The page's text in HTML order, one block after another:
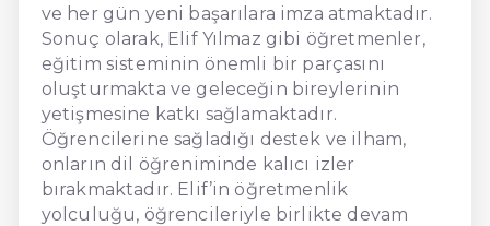
ve her gün yeni başarılara imza atmaktadır.
Sonuç olarak, Elif Yılmaz gibi öğretmenler,
eğitim sisteminin önemli bir parçasını
oluşturmakta ve geleceğin bireylerinin
yetişmesine katkı sağlamaktadır.
Öğrencilerine sağladığı destek ve ilham,
onların dil öğreniminde kalıcı izler
bırakmaktadır. Elif’in öğretmenlik
yolculuğu, öğrencileriyle birlikte devam